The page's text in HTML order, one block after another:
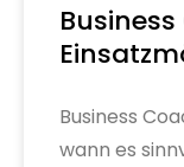
Business
wann es